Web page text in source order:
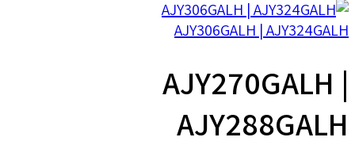
AJY306GALH | AJY324GALH
AJY270GALH |
AJY288GALH